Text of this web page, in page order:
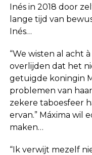
Inés in 2018 door
lange tijd van
Inés…
“We wisten al acht
overlijden dat het
getuigde koningin
problemen van
zekere taboesfeer
ervan.” Máxima wil
maken…
“Ik verwijt mezelf